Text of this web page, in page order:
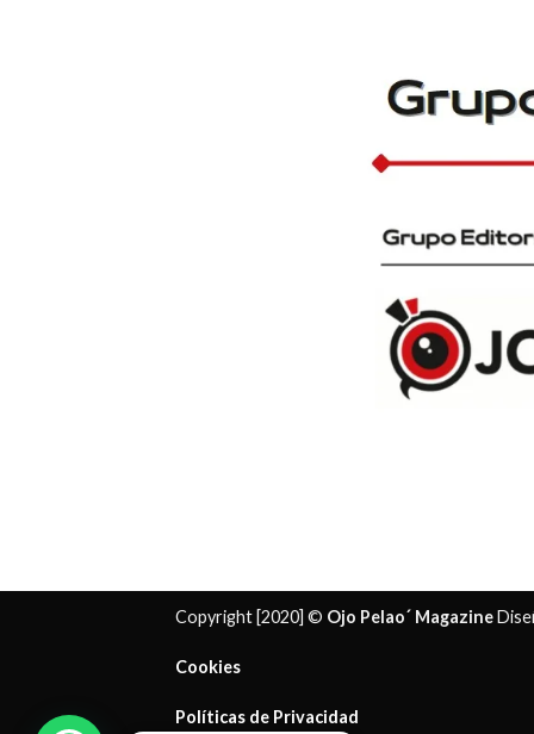
Copyright [2020] © Ojo Pelao´ Magazine
Cookies
Políticas de Privacidad